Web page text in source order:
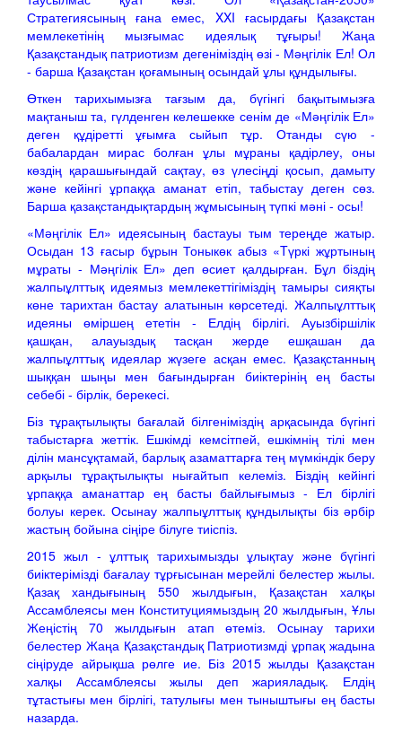
Стратегиясының ғана емес, XXI ғасырдағы Қазақстан
мемлекетінің мызғымас идеялық тұғыры! Жаңа
Қазақстандық патриотизм дегеніміздің өзі - Мәңгілік Ел! Ол
- барша Қазақстан қоғамының осындай ұлы құндылығы.
Өткен тарихымызға тағзым да, бүгінгі бақытымызға
мақтаныш та, гүлденген келешекке сенім де «Мәңгілік Ел»
деген құдіретті ұғымға сыйып тұр. Отанды сүю -
бабалардан мирас болған ұлы мұраны қадірлеу, оны
көздің қарашығындай сақтау, өз үлесіңді қосып, дамыту
және кейінгі ұрпаққа аманат етіп, табыстау деген сөз.
Барша қазақстандықтардың жұмысының түпкі мәні - осы!
«Мәңгілік Ел» идеясының бастауы тым тереңде жатыр.
Осыдан 13 ғасыр бұрын Тоныкөк абыз «Tүркі жұртының
мұраты - Мәңгілік Ел» деп өсиет қалдырған. Бұл біздің
жалпыұлттық идеямыз мемлекеттігіміздің тамыры сияқты
көне тарихтан бастау алатынын көрсетеді. Жалпыұлттық
идеяны өміршең ететін - Елдің бірлігі. Ауызбіршілік
қашқан, алауыздық тасқан жерде ешқашан да
жалпыұлттық идеялар жүзеге асқан емес. Қазақстанның
шыққан шыңы мен бағындырған биіктерінің ең басты
себебі - бірлік, берекесі.
Біз тұрақтылықты бағалай білгеніміздің арқасында бүгінгі
табыстарға жеттік. Ешкімді кемсітпей, ешкімнің тілі мен
ділін мансұқтамай, барлық азаматтарға тең мүмкіндік беру
арқылы тұрақтылықты нығайтып келеміз. Біздің кейінгі
ұрпаққа аманаттар ең басты байлығымыз - Ел бірлігі
болуы керек. Осынау жалпыұлттық құндылықты біз әрбір
жастың бойына сіңіре білуге тиіспіз.
2015 жыл - ұлттық тарихымызды ұлықтау және бүгінгі
биіктерімізді бағалау тұрғысынан мерейлі белестер жылы.
Қазақ хандығының 550 жылдығын, Қазақстан халқы
Ассамблеясы мен Конституциямыздың 20 жылдығын, Ұлы
Жеңістің 70 жылдығын атап өтеміз. Осынау тарихи
белестер Жаңа Қазақстандық Патриотизмді ұрпақ жадына
сіңіруде айрықша рөлге ие. Біз 2015 жылды Қазақстан
халқы Ассамблеясы жылы деп жарияладық. Елдің
тұтастығы мен бірлігі, татулығы мен тыныштығы ең басты
назарда.